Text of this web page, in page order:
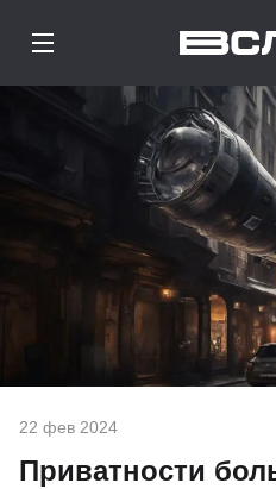
22 фев 2024
Приватности